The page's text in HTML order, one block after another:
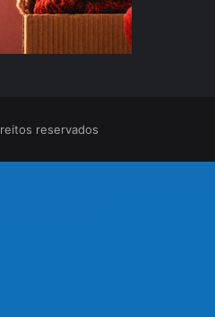
reservados